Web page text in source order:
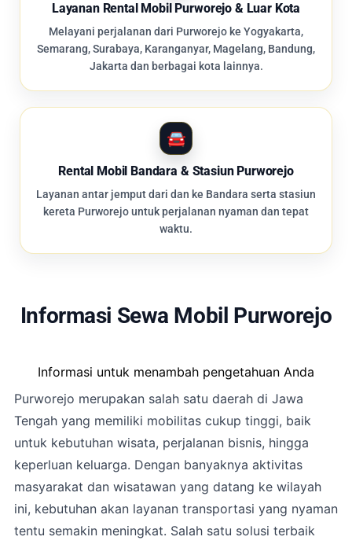
Layanan Rental Mobil Purworejo & Luar Kota
Melayani perjalanan dari Purworejo ke Yogyakarta,
Semarang, Surabaya, Karanganyar, Magelang, Bandung,
Jakarta dan berbagai kota lainnya.
Rental Mobil Bandara & Stasiun Purworejo
Layanan antar jemput dari dan ke Bandara serta stasiun
kereta Purworejo untuk perjalanan nyaman dan tepat
waktu.
Informasi Sewa Mobil Purworejo
Informasi untuk menambah pengetahuan Anda
Purworejo merupakan salah satu daerah di Jawa
Tengah yang memiliki mobilitas cukup tinggi, baik
untuk kebutuhan wisata, perjalanan bisnis, hingga
keperluan keluarga. Dengan banyaknya aktivitas
masyarakat dan wisatawan yang datang ke wilayah
ini, kebutuhan akan layanan transportasi yang nyaman
tentu semakin meningkat. Salah satu solusi terbaik